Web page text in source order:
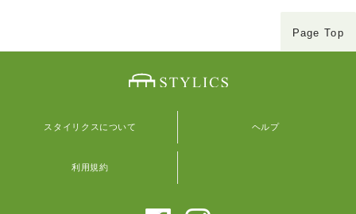
Page Top
スタイリクスについて ヘルプ
利用規約